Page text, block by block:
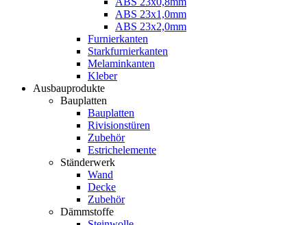
ABS 23x1,0mm
ABS 23x2,0mm
Furnierkanten
Starkfurnierkanten
Melaminkanten
Kleber
Ausbauprodukte
Bauplatten
Bauplatten
Rivisionstüren
Zubehör
Estrichelemente
Ständerwerk
Wand
Decke
Zubehör
Dämmstoffe